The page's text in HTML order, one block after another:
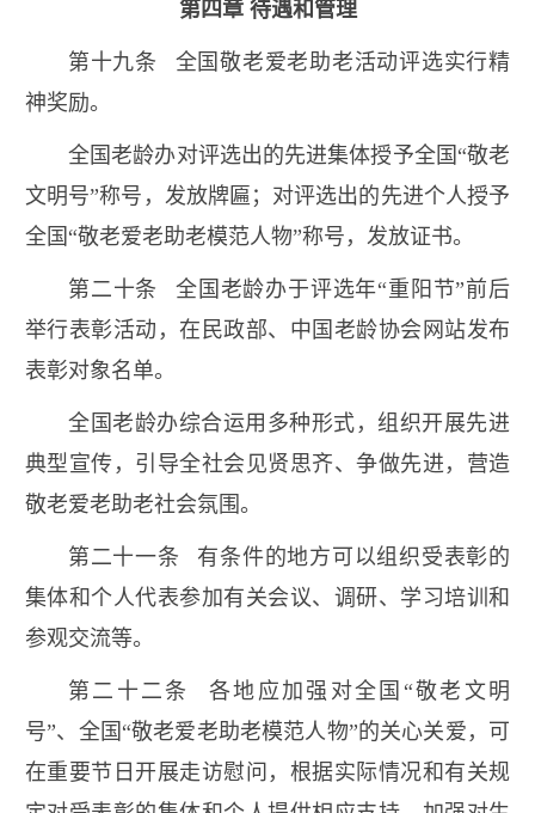
第四章 待遇和管理
第十九条 全国敬老爱老助老活动评选实行精
神奖励。
全国老龄办对评选出的先进集体授予全国“敬老
文明号”称号，发放牌匾；对评选出的先进个人授予
全国“敬老爱老助老模范人物”称号，发放证书。
第二十条 全国老龄办于评选年“重阳节”前后
举行表彰活动，在民政部、中国老龄协会网站发布
表彰对象名单。
全国老龄办综合运用多种形式，组织开展先进
典型宣传，引导全社会见贤思齐、争做先进，营造
敬老爱老助老社会氛围。
第二十一条 有条件的地方可以组织受表彰的
集体和个人代表参加有关会议、调研、学习培训和
参观交流等。
第二十二条 各地应加强对全国“敬老文明
号”、全国“敬老爱老助老模范人物”的关心关爱，可
在重要节日开展走访慰问，根据实际情况和有关规